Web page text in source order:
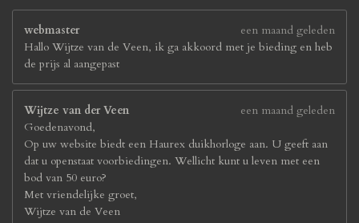
webmaster
een maand geleden
Hallo Wijtze van de Veen, ik ga akkoord met je bieding en heb
de prijs al aangepast
Wijtze van der Veen
een maand geleden
Goedenavond,
Op uw website biedt een Haurex duikhorloge aan. U geeft aan
dat u openstaat voorbiedingen. Wellicht kunt u leven met een
bod van 50 euro?
Met vriendelijke groet,
Wijtze van de Veen